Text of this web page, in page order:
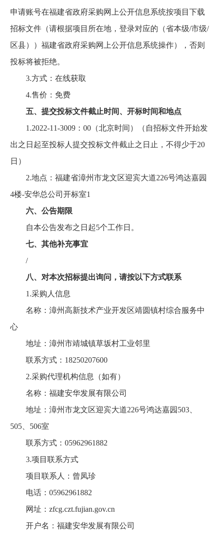
申请账号在福建省政府采购网上公开信息系统按项目下载
招标文件（请根据项目所在地，登录对应的（省本级/市级/
区县））福建省政府采购网上公开信息系统操作），否则
投标将被拒绝。
3.方式：在线获取
4.售价：免费
五、提交投标文件截止时间、开标时间和地点
1.2022-11-3009：00（北京时间）（自招标文件开始发
出之日起至投标人提交投标文件截止之日止，不得少于20
日）
2.地点：福建省漳州市龙文区迎宾大道226号鸿达嘉园
4楼-安华总公司开标室1
六、公告期限
自本公告发布之日起5个工作日。
七、其他补充事宜
/
八、对本次招标提出询问，请按以下方式联系
1.采购人信息
名称：漳州高新技术产业开发区靖圆镇村综合服务中
心
地址：漳州市靖城镇草坂村工业邻里
联系方式：18250207600
2.采购代理机构信息（如有）
名称：福建安华发展有限公司
地址：漳州市龙文区迎宾大道226号鸿达嘉园503、
505、506室
联系方式：05962961882
3.项目联系方式
项目联系人：曾凤珍
电话：05962961882
网址：zfcg.czt.fujian.gov.cn
开户名：福建安华发展有限公司